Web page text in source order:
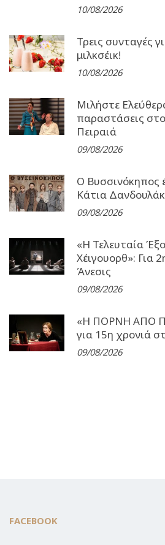
10/08/2026
Τρεις συνταγές
μιλκσέικ!
10/08/2026
Μιλήστε
παραστάσεις
Πειραιά
09/08/2026
Ο Βυσσινόκηπος
Κάτια
09/08/2026
«Η Τελευταία
Χέιγουορθ»: Για
Άνεσις
09/08/2026
«Η ΠΟΡΝΗ ΑΠΟ
για 15η χρονιά
09/08/2026
FACEBOOK